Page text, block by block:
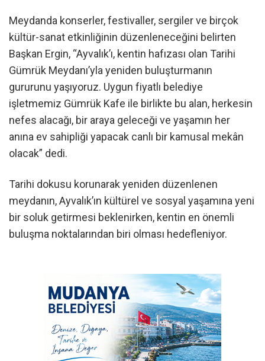
Meydanda konserler, festivaller, sergiler ve birçok
kültür-sanat etkinliğinin düzenleneceğini belirten
Başkan Ergin, “Ayvalık’ı, kentin hafızası olan Tarihi
Gümrük Meydanı’yla yeniden buluşturmanın
gururunu yaşıyoruz. Uygun fiyatlı belediye
işletmemiz Gümrük Kafe ile birlikte bu alan, herkesin
nefes alacağı, bir araya geleceği ve yaşamın her
anına ev sahipliği yapacak canlı bir kamusal mekân
olacak” dedi.
Tarihi dokusu korunarak yeniden düzenlenen
meydanın, Ayvalık’ın kültürel ve sosyal yaşamına yeni
bir soluk getirmesi beklenirken, kentin en önemli
buluşma noktalarından biri olması hedefleniyor.